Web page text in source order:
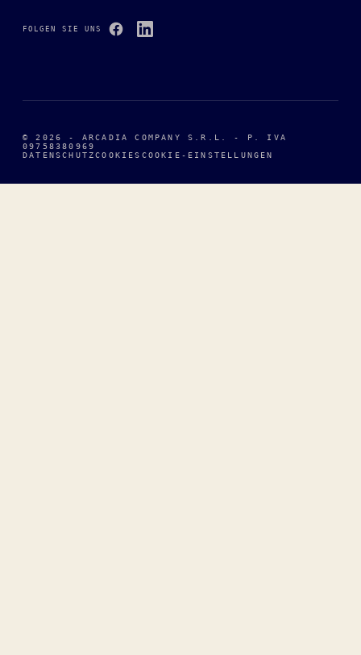
FOLGEN SIE UNS
© 2026 - ARCADIA COMPANY S.R.L. - P. IVA
09758380969
DATENSCHUTZCOOKIES COOKIE-EINSTELLUNGEN